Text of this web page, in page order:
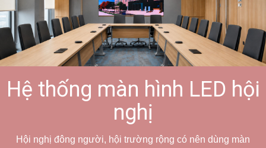
Hệ thống màn hình LED hội
nghị
Hội nghị đông người, hội trường rộng có nên dùng màn